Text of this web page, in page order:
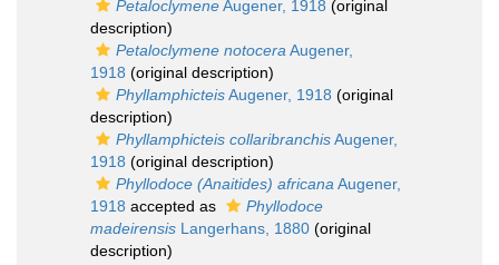
PetaloclymeneAugener, 1918 (original
description)
Petaloclymene notocera Augener,
1918 (original description)
PhyllamphicteisAugener, 1918 (original
description)
Phyllamphicteis collaribranchisAugener,
1918 (original description)
Phyllodoce (Anaitides) africana Augener,
1918 accepted as
Phyllodoce
madeirensis Langerhans, 1880 (original
description)